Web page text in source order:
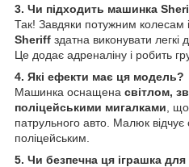
3. Чи підходить машинка
Так! Завдяки потужним колесам
Sheriff здатна виконувати легкі
Це додає адреналіну і робить
4. Які ефекти має ця модель?
Машинка оснащена світлом,
поліцейськими мигалками ,
патрульного авто. Малюк
поліцейським.
5. Чи безпечна ця іграшка для